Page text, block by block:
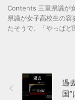
Contents 三重県議が
県議が女子高校生の容
たそうで、「やっぱど
過
国”